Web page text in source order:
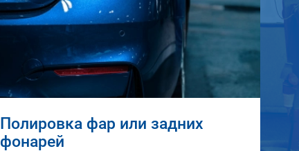
Полировка фар или задних
фонарей